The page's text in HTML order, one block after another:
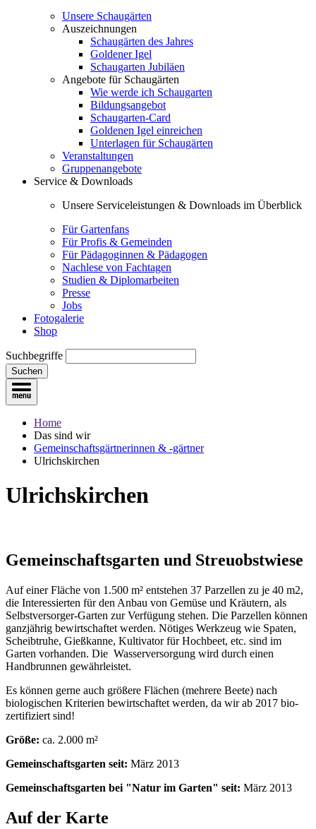
Unsere Schaugärten
Auszeichnungen
Schaugärten des Jahres
Goldener Igel
Schaugarten Jubiläen
Angebote für Schaugärten
Wie werde ich Schaugarten
Bildungsangebot
Schaugarten-Card
Goldenen Igel einreichen
Unterlagen für Schaugärten
Veranstaltungen
Gruppenangebote
Service & Downloads
Unsere Serviceleistungen & Downloads im Überblick
Für Gartenfans
Für Profis & Gemeinden
Für Pädagoginnen & Pädagogen
Nachlese von Fachtagen
Studien & Diplomarbeiten
Presse
Jobs
Fotogalerie
Shop
Suchbegriffe
Suchen
Home
Das sind wir
Gemeinschaftsgärtnerinnen & -gärtner
Ulrichskirchen
Ulrichskirchen
Gemeinschaftsgarten und Streuobstwiese
Auf einer Fläche von 1.500 m² entstehen 37 Parzellen zu je 40 m2,
die Interessierten für den Anbau von Gemüse und Kräutern, als
Selbstversorger-Garten zur Verfügung stehen. Die Parzellen können
ganzjährig bewirtschaftet werden. Nötiges Werkzeug wie Spaten,
Scheibtruhe, Gießkanne, Kultivator für Hochbeet, etc. sind im
Garten vorhanden. Die Wasserversorgung wird durch einen
Handbrunnen gewährleistet.
Es können gerne auch größere Flächen (mehrere Beete) nach
biologischen Kriterien bewirtschaftet werden, da wir ab 2017 bio-
zertifiziert sind!
Größe: ca. 2.000 m²
Gemeinschaftsgarten seit: März 2013
Gemeinschaftsgarten bei "Natur im Garten" seit: März 2013
Auf der Karte